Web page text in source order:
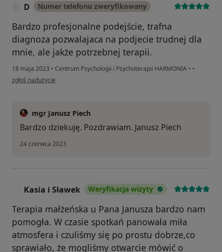
D Numer telefonu zweryfikowany
Bardzo profesjonalne podejście, trafna
diagnoza pozwalajaca na podjecie trudnej dla
mnie, ale jakże potrzebnej terapii.
18 maja 2023 • Centrum Psychologii i Psychoterapii HARMONIA • •
w opinii użytkownika D
zgłoś nadużycie
mgr Janusz Piech
Bardzo dziekuję. Pozdrawiam. Janusz Piech
24 czerwca 2023
Kasia i Sławek Weryfikacja wizyty
Terapia małżeńska u Pana Janusza bardzo nam
pomogła. W czasie spotkań panowała miła
atmosfera i czuliśmy się po prostu dobrze,co
sprawiało, że mogliśmy otwarcie mówić o